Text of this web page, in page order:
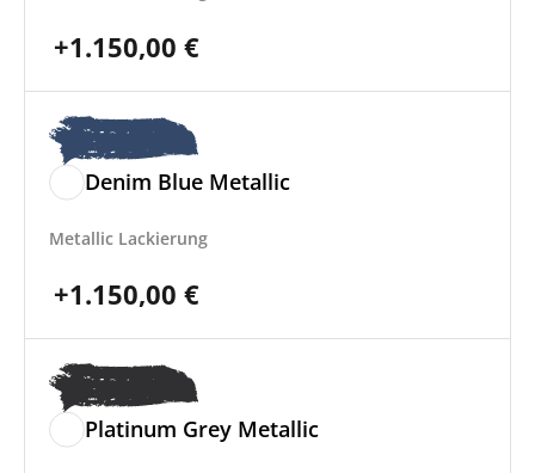
+1.150,00 €
Denim Blue Metallic
Metallic Lackierung
+1.150,00 €
Platinum Grey Metallic